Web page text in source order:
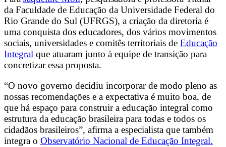
da Faculdade de Educação da Universidade Federal do
Rio Grande do Sul (UFRGS), a criação da diretoria é
uma conquista dos educadores, dos vários movimentos
sociais, universidades e comitês territoriais de Educação
Integral que atuaram junto à equipe de transição para
concretizar essa proposta.
“O novo governo decidiu incorporar de modo pleno as
nossas recomendações e a expectativa é muito boa, de
que há espaço para construir a educação integral como
estrutura da educação brasileira para todas e todos os
cidadãos brasileiros”, afirma a especialista que também
integra o Observatório Nacional de Educação Integral.